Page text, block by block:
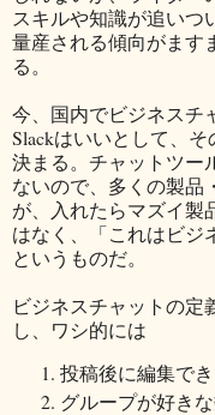
スキルや知識が追いつ
量産される傾向がます
る。
今、国内でビジネスチ
Slackはいいとして、
決まる。チャットツー
ないので、多くの製品
が、入れたらマズイ製
はなく、「これはビジ
というものだ。
ビジネスチャットの定
し、ワシ的には
投稿後に編集で
グループが好き